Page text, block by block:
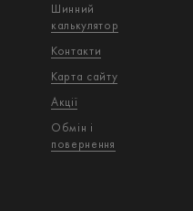
Шинний
калькулятор
Контакти
Карта сайту
Акції
Обмін і
повернення